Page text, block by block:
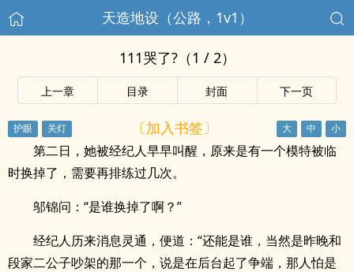
天造地设（公路，1v1）
111哭了?（1 / 2）
上一章 目录 封面 下一页
〔加入书签〕
第二日，她被经纪人早早叫醒，原来是有一个模特被临
时换掉了，需要再排练过几次。
邬锦问：“是谁换掉了啊？”
经纪人历来消息灵通，便道：“还能是谁，当然是昨晚和
段家二公子吵架的那一个，说是在后台起了争端，那人怕是